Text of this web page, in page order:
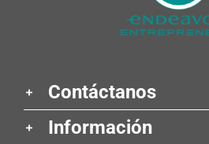
Contáctanos
Información